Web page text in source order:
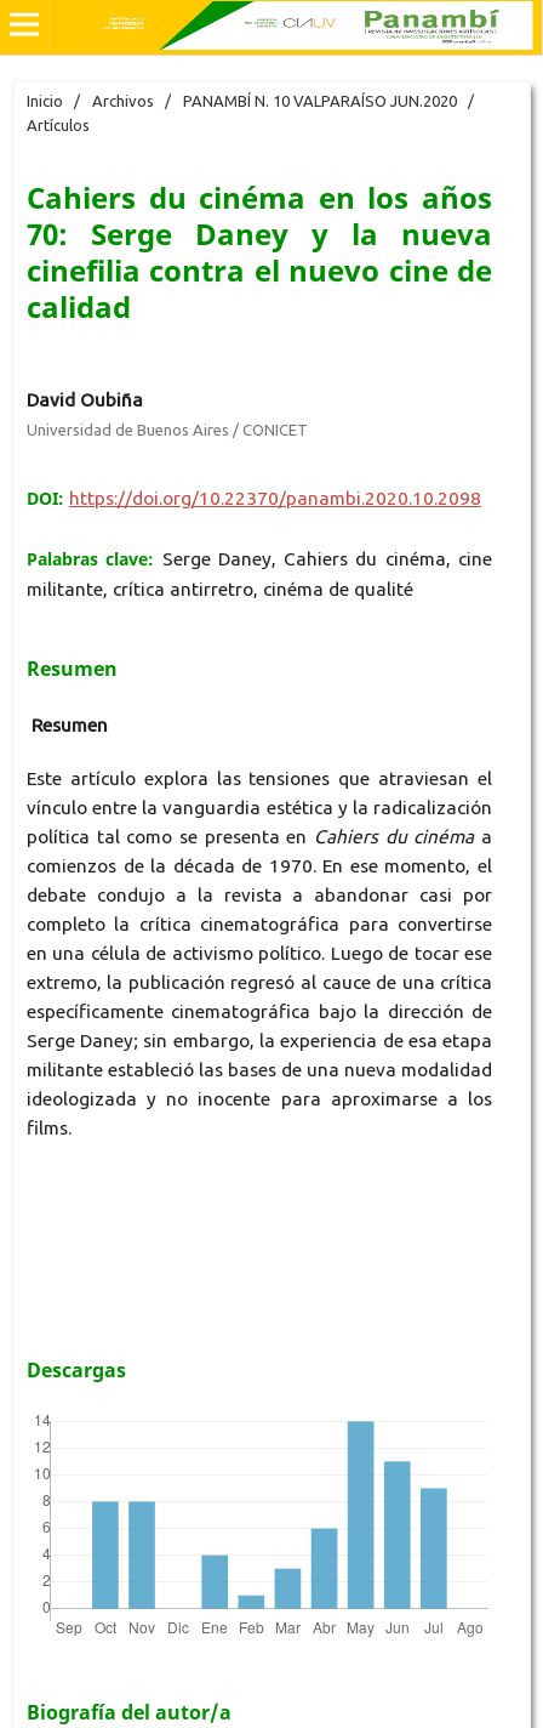
Inicio / Archivos / PANAMBÍ N. 10 VALPARAÍSO JUN.2020
/
Artículos
Cahiers du cinéma en los años
70: Serge Daney y la nueva
cinefilia contra el nuevo cine de
calidad
David Oubiña
Universidad de Buenos Aires / CONICET
DOI: https://doi.org/10.22370/panambi.2020.10.2098
Palabras clave: Serge Daney, Cahiers du cinéma, cine
militante, crítica antirretro, cinéma de qualité
Resumen
Resumen
Este artículo explora las tensiones que atraviesan el
vínculo entre la vanguardia estética y la radicalización
política tal como se presenta en Cahiers du cinémaa
comienzos de la década de 1970. En ese momento, el
debate condujo a la revista a abandonar casi por
completo la crítica cinematográfica para convertirse
en una célula de activismo político. Luego de tocar ese
extremo, la publicación regresó al cauce de una crítica
específicamente cinematográfica bajo la dirección de
Serge Daney; sin embargo, la experiencia de esa etapa
militante estableció las bases de una nueva modalidad
ideologizada y no inocente para aproximarse a los
films.
Descargas
Biografía del autor/a